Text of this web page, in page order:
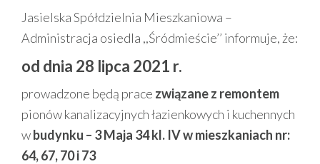
Jasielska Spółdzielnia Mieszkaniowa –
Administracja osiedla ,,Śródmieście’’ informuje, że:
od dnia 28 lipca 2021 r.
prowadzone będą prace związane z remontem
pionów kanalizacyjnych łazienkowych i kuchennych
wbudynku – 3 Maja 34 kl. IV w mieszkaniach nr:
64, 67, 70 i 73